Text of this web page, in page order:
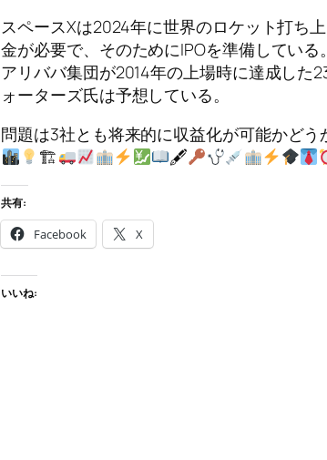
スペースXは2024年に世界のロケット打ち
金が必要で、そのためにIPOを準備してい
アリババ集団が2014年の上場時に達成した
ォーターズ氏は予想している。
問題は3社とも将来的に収益化が可能かどう
🏗
🖋
共有:
Facebook X
いいね: